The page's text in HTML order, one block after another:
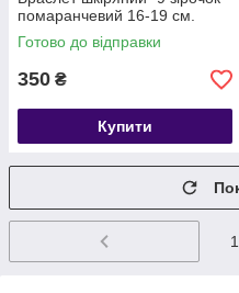
помаранчевий 16-19 см.
Готово до відправки
350 ₴
Купити
1